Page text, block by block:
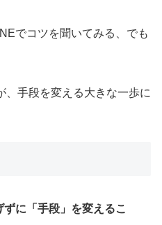
でコツを聞いてみる、でも
、手段を変える大きな一歩に
に「手段」を変えるこ